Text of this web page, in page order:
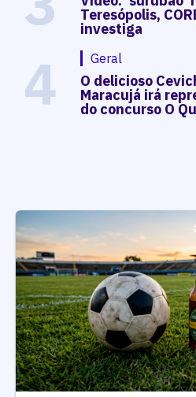
Teresópolis,
investiga
4 Geral
O delicioso
Maracujá irá
do concurso O